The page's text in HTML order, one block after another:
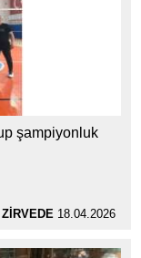
şampiyonluk
ZİRVEDE18.04.2026